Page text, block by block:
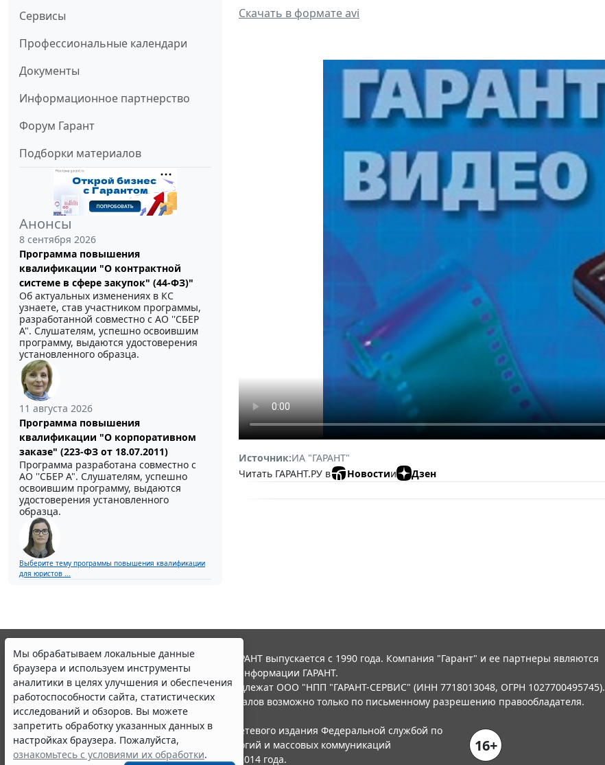
Сервисы
Профессиональные календари
Документы
Информационное партнерство
Форум Гарант
Подборки материалов
Анонсы
8 сентября 2026
Программа повышения
квалификации "О контрактной
системе в сфере закупок" (44-ФЗ)"
Об актуальных изменениях в КС
узнаете, став участником программы,
разработанной совместно с АО ''СБЕР
А". Слушателям, успешно освоившим
программу, выдаются удостоверения
установленного образца.
11 августа 2026
Программа повышения
квалификации "О корпоративном
заказе" (223-ФЗ от 18.07.2011)
Программа разработана совместно с
АО ''СБЕР А". Слушателям, успешно
освоившим программу, выдаются
удостоверения установленного
образца.
Выберите тему программы повышения квалификации
для юристов ...
Скачать в формате avi
Источник:ИА "ГАРАНТ"
Читать ГАРАНТ.РУ в
Новостии Дзен
Мы обрабатываем локальные данные
браузера и используем инструменты
аналитики в целях улучшения и обеспечения
работоспособности сайта, статистических
исследований и обзоров. Вы можете
запретить обработку указанных данных в
настройках браузера. Пожалуйста,
ознакомьтесь с условиями их обработки.
© ООО "НПП "ГАРАНТ-СЕРВИС", 2026. Система ГАРАНТ выпускается с 1990 года. Компания "Гарант" и ее партнеры являются
участниками Российской ассоциации правовой информации ГАРАНТ.
Все права на материалы сайта ГАРАНТ.РУ принадлежат ООО "НПП "ГАРАНТ-СЕРВИС" (ИНН 7718013048, ОГРН 1027700495745).
Полное или частичное воспроизведение материалов возможно только по письменному разрешению правообладателя.
Правила использования портала.
Портал ГАРАНТ.РУ зарегистрирован в качестве сетевого издания Федеральной службой по
надзору в сфере связи,информационных технологий и массовых коммуникаций
(Роскомнадзором), Эл № ФС77-58365 от 18 июня 2014 года.
16+